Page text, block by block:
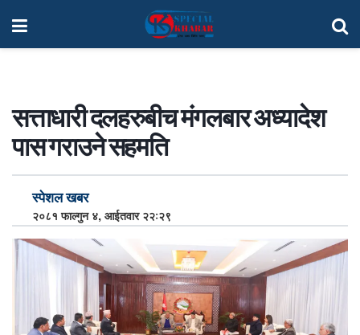
सत्ताधारी दलहरुबीच मंगलबार अध्यादेश
पास गराउने सहमति
स्पेशल खबर
२०८१ फाल्गुन ४, आईतवार २२:२९